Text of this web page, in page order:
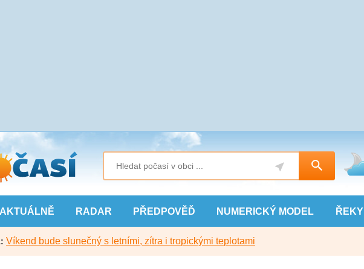
AKTUÁLNĚ RADAR PŘEDPOVĚĎ NUMERICKÝ MODEL ŘEKY
Víkend bude slunečný s letními, zítra i tropickými teplotami